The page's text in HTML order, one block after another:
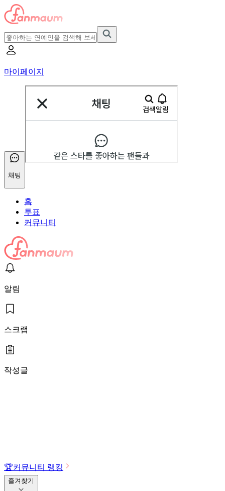
마이페이지
채팅
홈
투표
커뮤니티
알림
스크랩
작성글
🏆커뮤니티 랭킹
즐겨찾기